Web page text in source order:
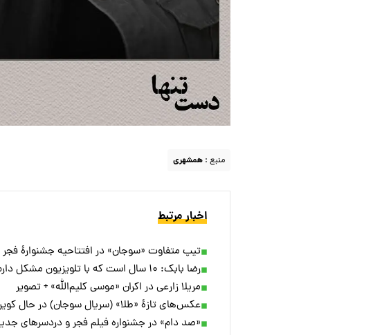
منبع : همشهری
اخبار مرتبط
تیپ متفاوت «سوجان» در افتتاحیه جشنوارۀ فجر
رضا بابک: ۱۰ سال است که با تلویزیون مشکل دارم... + ویدئو
مریلا زارعی در اکران «موسی کلیم‌الله» + تصویر
عکس‌های تازۀ «طلا» (سریال سوجان) در حال
«صد دام» در جشنواره فیلم فجر و دردسر‌های